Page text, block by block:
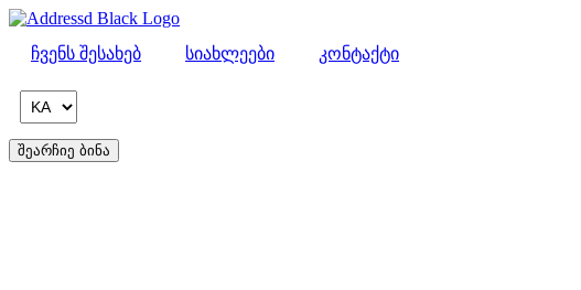
Skip
content
ჩვენს შესახებ სიახლეები კონტაქტი
შეარჩიე ბინა